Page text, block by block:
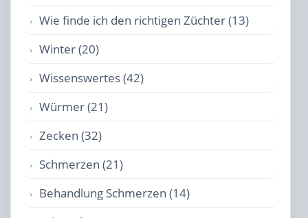
Wie finde ich den richtigen Züchter (13)
Winter (20)
Wissenswertes (42)
Würmer (21)
Zecken (32)
Schmerzen (21)
Behandlung Schmerzen (14)